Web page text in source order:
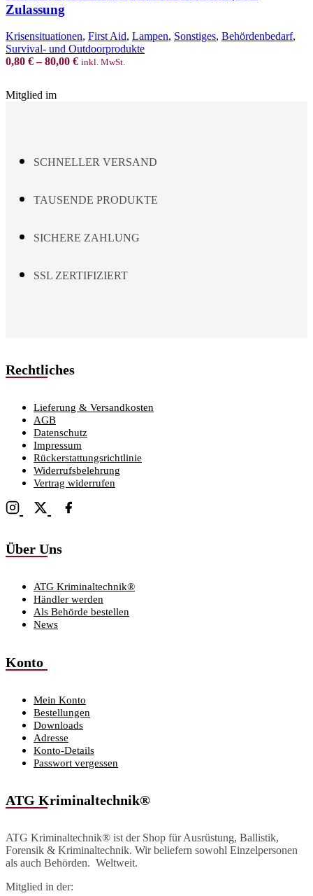
multiple
options
may
be
Zulassung
Krisensituationen, First Aid, Lampen, Sonstiges, Behördenbedarf,
Survival- und Outdoorprodukte
0,80 €–80,00 € inkl. MwSt.
Mitglied im
SCHNELLER VERSAND
TAUSENDE PRODUKTE
SICHERE ZAHLUNG
SSL ZERTIFIZIERT
Rechtliches
Lieferung & Versandkosten
AGB
Datenschutz
Impressum
Rückerstattungsrichtlinie
Widerrufsbelehrung
Vertrag widerrufen
Über Uns
ATG Kriminaltechnik®
Händler werden
Als Behörde bestellen
News
Konto
Mein Konto
Bestellungen
Downloads
Adresse
Konto-Details
Passwort vergessen
ATG Kriminaltechnik®
ATG Kriminaltechnik® ist der Shop für Ausrüstung, Ballistik,
Forensik & Kriminaltechnik. Wir beliefern sowohl Einzelpersonen
als auch Behörden. Weltweit.
Mitglied in der: